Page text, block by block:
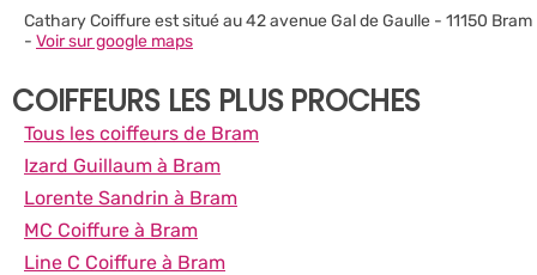
Cathary Coiffure est situé au 42 avenue Gal de Gaulle - 11150 Bram
- Voir sur google maps
COIFFEURS LES PLUS PROCHES
Tous les coiffeurs de Bram
Izard Guillaum à Bram
Lorente Sandrin à Bram
MC Coiffure à Bram
Line C Coiffure à Bram